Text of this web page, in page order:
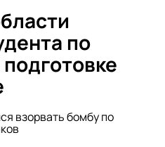
по
взорвать бомбу по